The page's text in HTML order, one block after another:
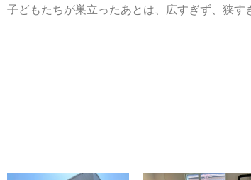
子どもたちが巣立ったあとは、広すぎず、狭す